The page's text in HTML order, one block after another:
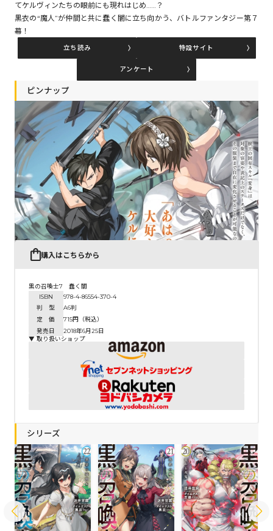
コミックエッセイ
閉じる
てケルヴィンたちの眼前にも現れはじめ……？
黒衣の“魔人”が仲間と共に蠢く闇に立ち向かう、バトルファンタジー第７
幕！
立ち読み 特設サイト
アンケート
ピンナップ
購入はこちらから
黒の召喚士7 蠢く闇
ISBN
978-4-86554-370-4
判 型
A6判
定 価
715円（税込）
発売日
2018年6月25日
▼ 取り扱いショップ
シリーズ